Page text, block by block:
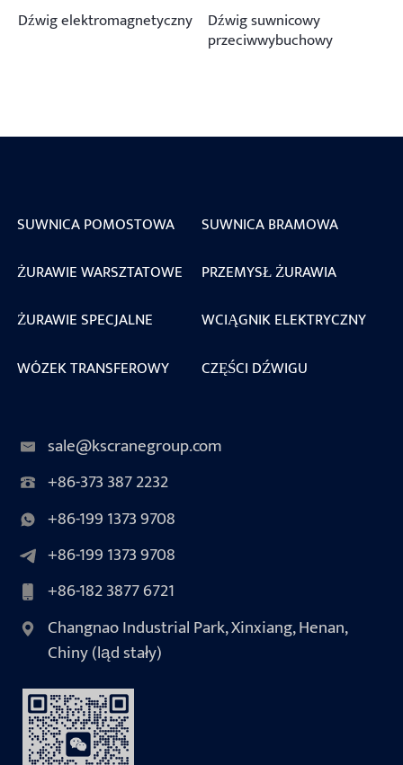
Dźwig elektromagnetyczny Dźwig suwnicowy
przeciwwybuchowy
SUWNICA POMOSTOWA
SUWNICA BRAMOWA
ŻURAWIE WARSZTATOWE
PRZEMYSŁ ŻURAWIA
ŻURAWIE SPECJALNE
WCIĄGNIK ELEKTRYCZNY
WÓZEK TRANSFEROWY
CZĘŚCI DŹWIGU
sale@kscranegroup.com
+86-373 387 2232
+86-199 1373 9708
+86-199 1373 9708
+86-182 3877 6721
Changnao Industrial Park, Xinxiang, Henan,
Chiny (ląd stały)